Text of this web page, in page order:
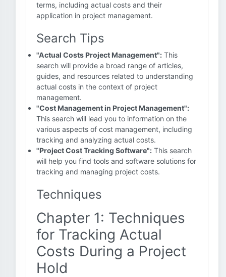
terms, including actual costs and their
application in project management.
Search Tips
"Actual Costs Project Management": This
search will provide a broad range of articles,
guides, and resources related to understanding
actual costs in the context of project
management.
"Cost Management in Project Management":
This search will lead you to information on the
various aspects of cost management, including
tracking and analyzing actual costs.
"Project Cost Tracking Software": This search
will help you find tools and software solutions for
tracking and managing project costs.
Techniques
Chapter 1: Techniques
for Tracking Actual
Costs During a Project
Hold